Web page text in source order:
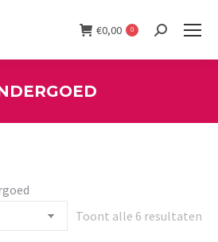
€0,00 0 Search:
Toont alle 6 resultaten